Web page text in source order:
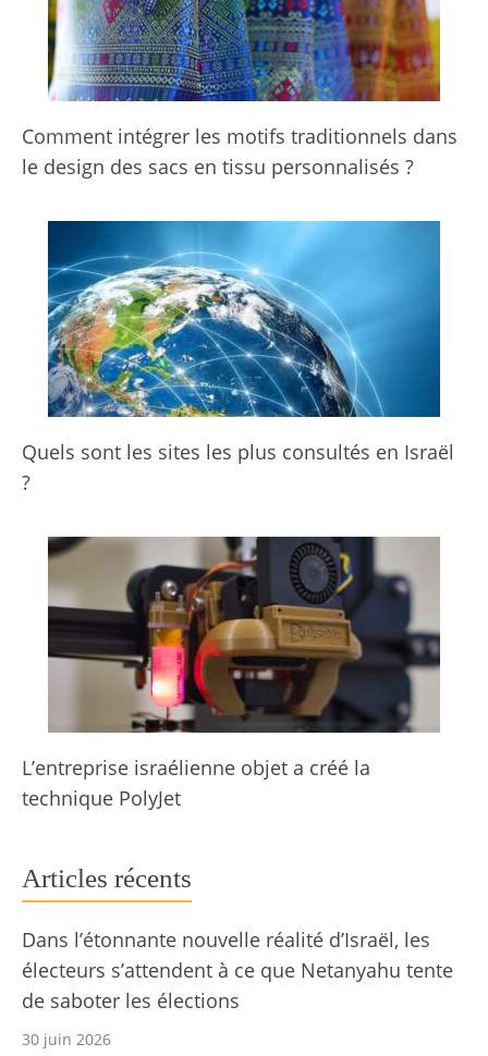
Comment intégrer les motifs traditionnels dans
le design des sacs en tissu personnalisés ?
Quels sont les sites les plus consultés en Israël
?
L’entreprise israélienne objet a créé la
technique PolyJet
Articles récents
Dans l’étonnante nouvelle réalité d’Israël, les
électeurs s’attendent à ce que Netanyahu tente
de saboter les élections
30 juin 2026